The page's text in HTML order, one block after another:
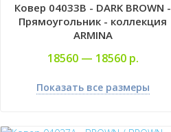
Ковер 04033B - DARK BROWN -
Прямоугольник - коллекция
ARMINA
18560 — 18560 р.
Показать все размеры